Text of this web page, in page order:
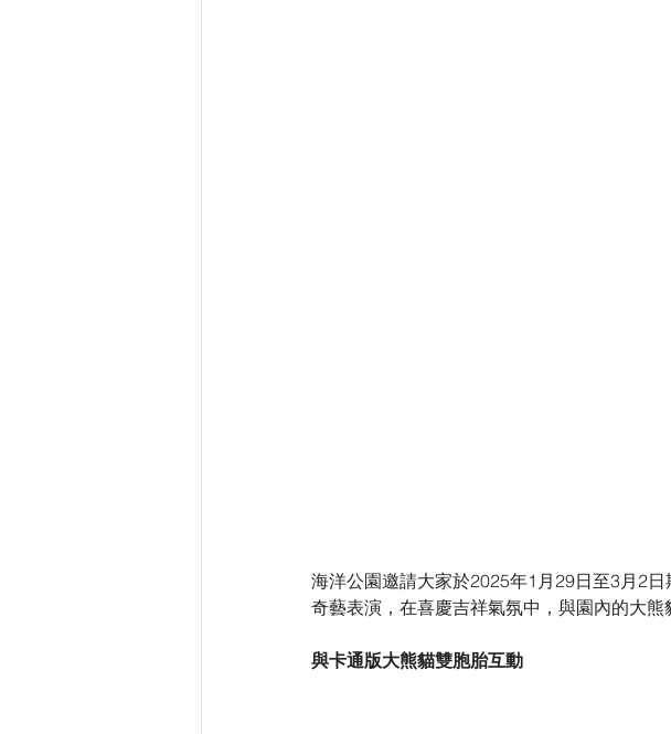
海洋公園邀請大家於2025年1月29日至3月2
奇藝表演，在喜慶吉祥氣氛中，與園內的大熊
與卡通版大熊貓雙胞胎互動